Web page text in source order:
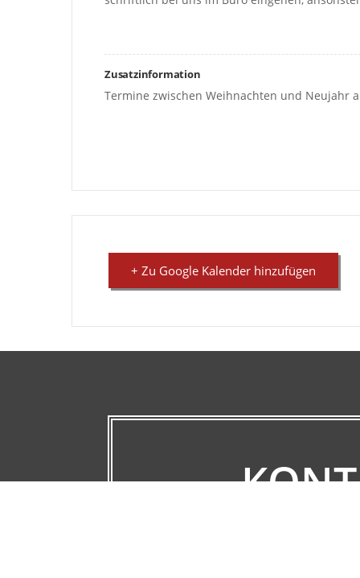
Zusatzinformation
Termine zwischen Weihnachten und Neujahr
+ Zu Google Kalender hinzufügen